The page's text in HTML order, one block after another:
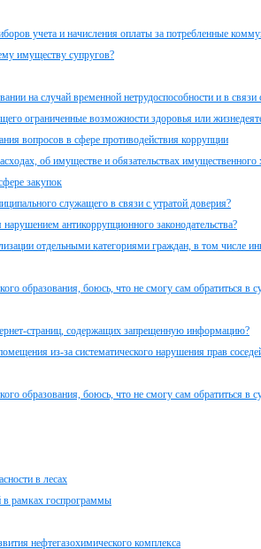
учета и начисления оплаты за потребленные
имуществу супругов?
на случай временной нетрудоспособности и в
ограниченные возможности здоровья или
вопросов в сфере противодействия коррупции
об имуществе и обязательствах имущественного
закупок
служащего в связи с утратой доверия?
антикоррупционного законодательства?
отдельными категориями граждан, в том числе
образования, боюсь, что не смогу сам обратиться в
страниц, содержащих запрещенную информацию?
из-за систематического нарушения прав
образования, боюсь, что не смогу сам обратиться в
в лесах
рамках госпрограммы
нефтегазохимического комплекса